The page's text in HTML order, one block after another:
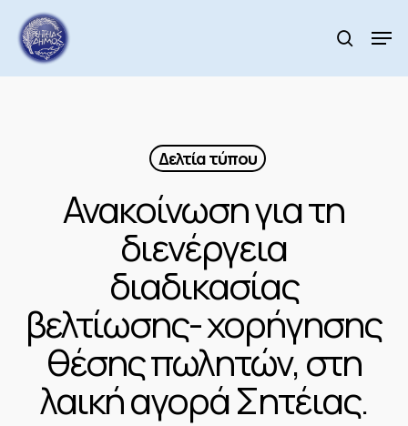
main
content
search
Δελτία τύπου
Ανακοίνωση για τη
διενέργεια
διαδικασίας
βελτίωσης- χορήγησης
θέσης πωλητών, στη
λαική αγορά Σητέιας.
Menu